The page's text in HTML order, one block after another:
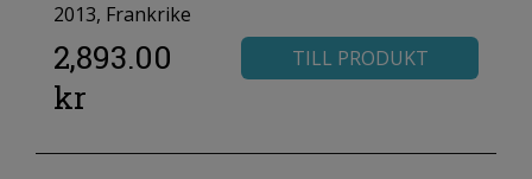
2013, Frankrike
2,893.00
kr
TILL PRODUKT